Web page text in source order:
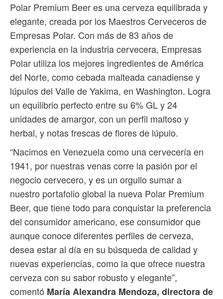
Polar Premium Beer es una cerveza equilibrada y
elegante, creada por los Maestros Cerveceros de
Empresas Polar. Con más de 83 años de
experiencia en la industria cervecera, Empresas
Polar utiliza los mejores ingredientes de América
del Norte, como cebada malteada canadiense y
lúpulos del Valle de Yakima, en Washington. Logra
un equilibrio perfecto entre su 6% GL y 24
unidades de amargor, con un perfil maltoso y
herbal, y notas frescas de flores de lúpulo.
“Nacimos en Venezuela como una cervecería en
1941, por nuestras venas corre la pasión por el
negocio cervecero, y es un orgullo sumar a
nuestro portafolio global la nueva Polar Premium
Beer, que tiene todo para conquistar la preferencia
del consumidor americano, ese consumidor que
aunque conoce diferentes perfiles de cerveza,
desea estar al día en su búsqueda de calidad y
nuevas experiencias, como la que ofrece nuestra
cerveza con su sabor robusto y elegante”,
comentó María Alexandra Mendoza, directora de